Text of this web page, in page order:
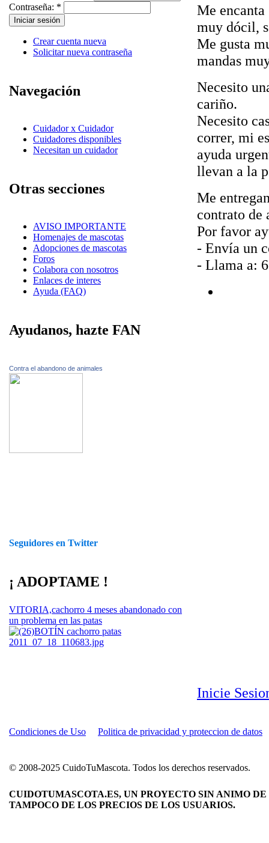
Contraseña: *
Crear cuenta nueva
Solicitar nueva contraseña
Navegación
Cuidador x Cuidador
Cuidadores disponibles
Necesitan un cuidador
Otras secciones
AVISO IMPORTANTE
Homenajes de mascotas
Adopciones de mascotas
Foros
Colabora con nosotros
Enlaces de interes
Ayuda (FAQ)
Ayudanos, hazte FAN
Contra el abandono de animales
Seguidores en Twitter
¡ ADOPTAME !
VITORIA,cachorro 4 meses abandonado con
un problema en las patas
Me
muy dócil,
Me gusta
mandas
Necesito
cariño.
Necesito
correr, mi
ayuda
llevan a la
Me
contrato de
Por favor
- Envía un
- Llama a:
Inicie
Condiciones de Uso Politica de privacidad y proteccion de datos
© 2008-2025 CuidoTuMascota. Todos los derechos reservados.
CUIDOTUMASCOTA.ES, UN PROYECTO SIN ANIMO
TAMPOCO DE LOS PRECIOS DE LOS USUARIOS.